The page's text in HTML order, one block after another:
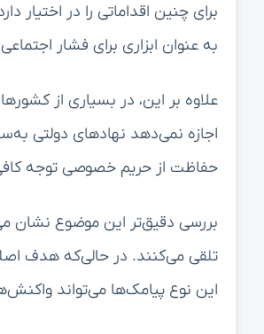
برای چنین اقداماتی را در اختیار
به عنوان ابزاری برای فشار
علاوه بر این، در بسیاری از
اجازه نمی‌دهد نهادهای دولتی
حفاظت از حریم خصوصی توجه
بررسی دقیق‌تر این موضوع نشان
تلقی می‌کنند. در حالی‌که هدف
این نوع پیامک‌ها می‌تواند